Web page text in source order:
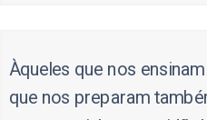
Àqueles que nos
que nos preparam